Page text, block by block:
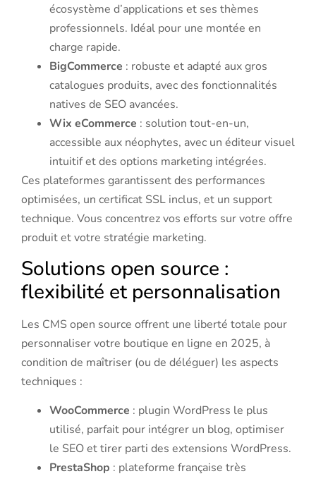
écosystème d’applications et ses thèmes
professionnels. Idéal pour une montée en
charge rapide.
BigCommerce : robuste et adapté aux gros
catalogues produits, avec des fonctionnalités
natives de SEO avancées.
Wix eCommerce : solution tout-en-un,
accessible aux néophytes, avec un éditeur visuel
intuitif et des options marketing intégrées.
Ces plateformes garantissent des performances
optimisées, un certificat SSL inclus, et un support
technique. Vous concentrez vos efforts sur votre offre
produit et votre stratégie marketing.
Solutions open source :
flexibilité et personnalisation
Les CMS open source offrent une liberté totale pour
personnaliser votre boutique en ligne en 2025, à
condition de maîtriser (ou de déléguer) les aspects
techniques :
WooCommerce : plugin WordPress le plus
utilisé, parfait pour intégrer un blog, optimiser
le SEO et tirer parti des extensions WordPress.
PrestaShop : plateforme française très